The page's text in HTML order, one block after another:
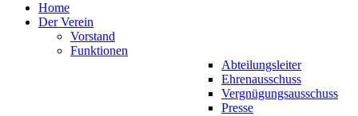
Home
Der Verein
Vorstand
Funktionen
Abteilungsleiter
Ehrenausschuss
Vergnügungsausschuss
Presse